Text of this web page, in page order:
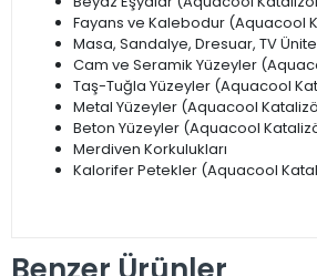
Fayans ve Kalebodur (Aquacool
Masa, Sandalye, Dresuar, TV
Cam ve Seramik Yüzeyler
Taş-Tuğla Yüzeyler (Aquacool
Metal Yüzeyler (Aquacool
Beton Yüzeyler (Aquacool
Merdiven Korkulukları
Kalorifer Petekler (Aquacool